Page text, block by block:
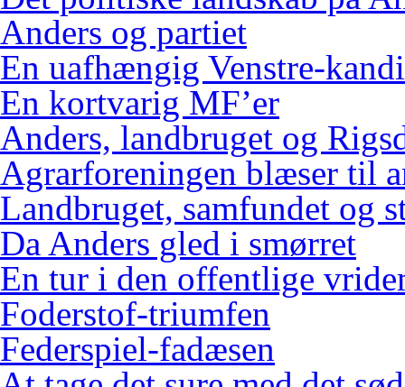
Anders og partiet
En uafhængig Venstre-
En kortvarig MF’er
Anders, landbruget og
Agrarforeningen blæser til
Landbruget, samfundet og
Da Anders gled i smørret
En tur i den offentlige
Foderstof-triumfen
Federspiel-fadæsen